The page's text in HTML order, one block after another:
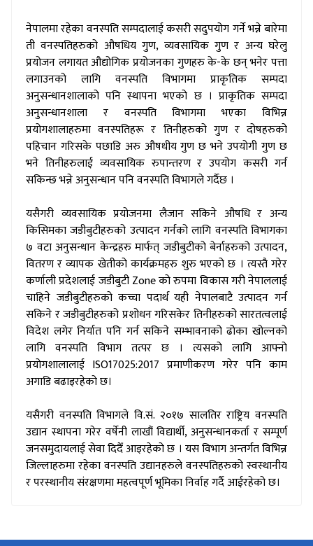
नेपालमा रहेका वनस्पति सम्पदालाई कसरी सदुपयोग गर्ने भन्ने बारेमा
ती वनस्पतिहरुको औषधिय गुण, व्यवसायिक गुण र अन्य घरेलु
प्रयोजन लगायत औद्योगिक प्रयोजनका गुणहरु के-के छन् भनेर पत्ता
लगाउनको लागि वनस्पति विभागमा प्राकृतिक सम्पदा
अनुसन्धानशालाको पनि स्थापना भएको छ । प्राकृतिक सम्पदा
अनुसन्धानशाला र वनस्पति विभागमा भएका विभिन्न
प्रयोगशालाहरुमा वनस्पतिहरू र तिनीहरुको गुण र दोषहरुको
पहिचान गरिसके पछाडि अरु औषधीय गुण छ भने उपयोगी गुण छ
भने तिनीहरुलाई व्यवसायिक रुपान्तरण र उपयोग कसरी गर्न
सकिन्छ भन्ने अनुसन्धान पनि वनस्पति विभागले गर्दैछ ।
यसैगरी व्यवसायिक प्रयोजनमा लैजान सकिने औषधि र अन्य
किसिमका जडीबुटीहरुको उत्पादन गर्नको लागि वनस्पति विभागका
७ वटा अनुसन्धान केन्द्रहरु मार्फत् जडीबुटीको बेर्नाहरुको उत्पादन,
वितरण र व्यापक खेतीको कार्यक्रमहरु शुरु भएको छ । त्यस्तै गरेर
कर्णाली प्रदेशलाई जडीबुटी Zone को रुपमा विकास गरी नेपाललाई
चाहिने जडीबुटीहरुको कच्चा पदार्थ यही नेपालबाटै उत्पादन गर्न
सकिने र जडीबुटीहरुको प्रशोधन गरिसकेर तिनीहरुको सारतत्वलाई
विदेश लगेर निर्यात पनि गर्न सकिने सम्भावनाको ढोका खोल्नको
लागि वनस्पति विभाग तत्पर छ । त्यसको लागि आफ्नो
प्रयोगशालालाई ISO17025:2017 प्रमाणीकरण गरेर पनि काम
अगाडि बढाइरहेको छ।
यसैगरी वनस्पति विभागले वि.सं. २०१७ सालतिर राष्ट्रिय वनस्पति
उद्यान स्थापना गरेर वर्षेनी लाखौं विद्यार्थी, अनुसन्धानकर्ता र सम्पूर्ण
जनसमुदायलाई सेवा दिदैँ आइरहेको छ । यस विभाग अन्तर्गत विभिन्न
जिल्लाहरुमा रहेका वनस्पति उद्यानहरुले वनस्पतिहरुको स्वस्थानीय
र परस्थानीय संरक्षणमा महत्वपूर्ण भूमिका निर्वाह गर्दै आईरहेको छ।